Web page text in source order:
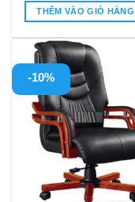
là:
THÊM VÀO GIỎ HÀNG
-10%